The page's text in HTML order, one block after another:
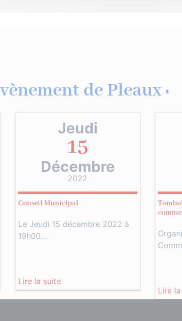
de Pleaux :
Jeudi
15
Décembre
2022
Conseil Municipal
Le Jeudi 15 décembre 2022 à
19h00…
Lire la suite
Lire